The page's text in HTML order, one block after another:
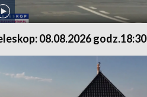
08.08.2026 godz.18:30